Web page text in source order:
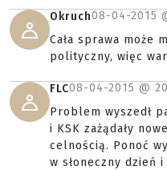
Okruch08-04-2015
Cała sprawa może
polityczny, więc
FLC08-04-2015 @
Problem wyszedł
i KSK zażądały
celnością. Ponoć
w słoneczny dzień